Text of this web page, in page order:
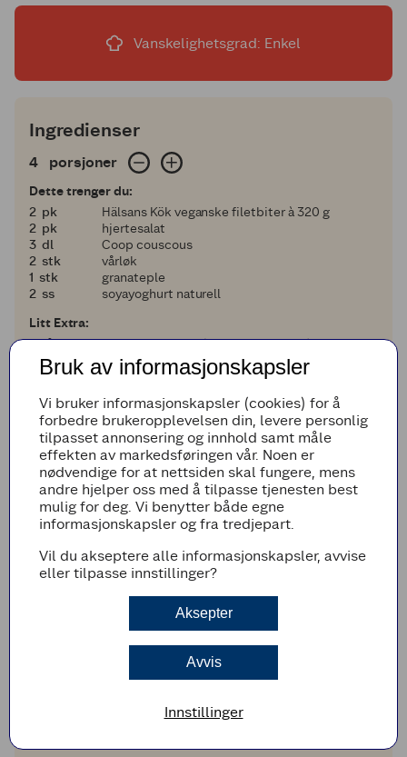
Vanskelighetsgrad: Enkel
Ingredienser
4 porsjoner
4 porsjoner
Dette trenger du:
2
2 pk
Hälsans Kök veganske filetbiter à 320 g
2
2 pk
hjertesalat
3
3 dl
Coop couscous
2
2 stk
vårløk
11 stk
granateple
2
2 ss
soyayoghurt naturell
Litt Extra:
1
1 håndfull
Ristede mandler (eller pinjekjerner)
stk eple (i små terninger, i couscousen)
Legg til i handleliste
Fremgangsmetode
Tilbered veganfileten som anvist på pakken.
vann. Tørk med kjøkkenpapir.
minutter på høy varme i stekepannen.
Krydre med salt og pepper.
Del granateplet i to og bank ut kjernene med
over vårløk og granateplefrø. Ringle litt
Bruk av informasjonskapsler
Vi bruker informasjonskapsler (cookies) for å
forbedre brukeropplevelsen din, levere personlig
tilpasset annonsering og innhold samt måle
effekten av markedsføringen vår. Noen er
nødvendige for at nettsiden skal fungere, mens
andre hjelper oss med å tilpasse tjenesten best
mulig for deg. Vi benytter både egne
informasjonskapsler og fra tredjepart.
Vil du akseptere alle informasjonskapsler, avvise
eller tilpasse innstillinger?
Aksepter
Avvis
Innstillinger